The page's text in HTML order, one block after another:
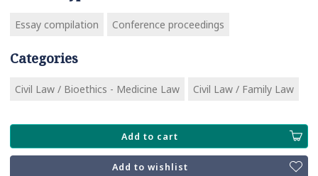
Essay compilation Conference proceedings
Categories
Civil Law / Bioethics - Medicine Law Civil Law / Family Law
Add to cart
Add to wishlist